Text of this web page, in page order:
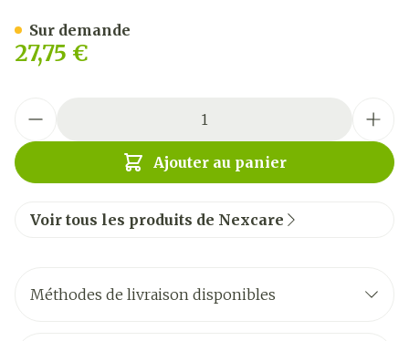
27,75 €
Ajouter au panier
Sur demande
Voir tous les produits de Nexcare
Méthodes de livraison disponibles